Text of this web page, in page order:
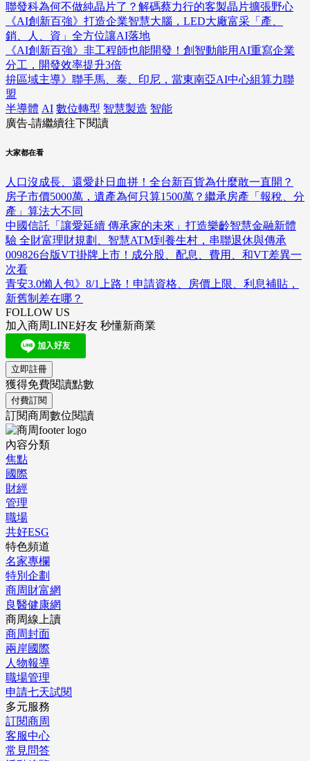
聯發科為何不做純晶片了？解碼蔡力行的客製晶片擴張野心
《AI創新百強》打造企業智慧大腦，LED大廠富采「產、
銷、人、資」全方位讓AI落地
《AI創新百強》非工程師也能開發！創智動能用AI重寫企業
分工，開發效率提升3倍
拚區域主導》聯手馬、泰、印尼，當東南亞AI中心組算力聯
盟
半導體 AI 數位轉型 智慧製造 智能
廣告-請繼續往下閱讀
大家都在看
人口沒成長、還愛赴日血拼！全台新百貨為什麼敢一直開？
房子市價5000萬，遺產為何只算1500萬？繼承房產「報稅、分
產」算法大不同
中國信託「讓愛延續 傳承家的未來」打造樂齡智慧金融新體
驗 全財富理財規劃、智慧ATM到養生村，串聯退休與傳承
009826台版VT掛牌上市！成分股、配息、費用、和VT差異一
次看
青安3.0懶人包》8/1上路！申請資格、房價上限、利息補貼，
新舊制差在哪？
FOLLOW US
加入商周LINE好友 秒懂新商業
立即註冊
獲得免費閱讀點數
付費訂閱
訂閱商周數位閱讀
內容分類
焦點
國際
財經
管理
職場
共好ESG
特色頻道
名家專欄
特別企劃
商周財富網
良醫健康網
商周線上讀
商周封面
兩岸國際
人物報導
職場管理
申請七天試閱
多元服務
訂閱商周
客服中心
常見問答